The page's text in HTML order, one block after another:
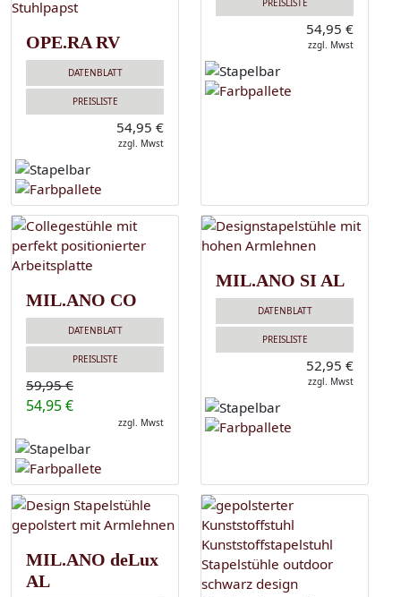
OPE.RA RV
DATENBLATT
PREISLISTE
54,95 €
zzgl. Mwst
PREISLISTE
54,95 €
zzgl. Mwst
MIL.ANO CO
DATENBLATT
PREISLISTE
59,95 €
54,95 €
zzgl. Mwst
MIL.ANO SI AL
DATENBLATT
PREISLISTE
52,95 €
zzgl. Mwst
MIL.ANO deLux
AL